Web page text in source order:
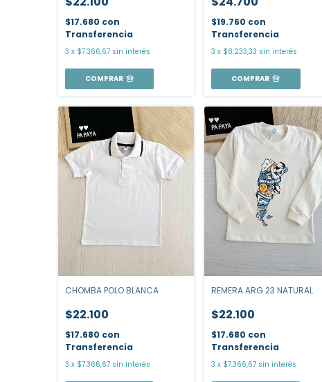
$17.680 con
Transferencia
3 x $7.366,67 sin interés
COMPRAR
$19.760 con
Transferencia
3 x $8.233,33 sin interés
COMPRAR
CHOMBA POLO BLANCA
$22.100
$17.680 con
Transferencia
3 x $7.366,67 sin interés
REMERA ARG 23 NATURAL
$22.100
$17.680 con
Transferencia
3 x $7.366,67 sin interés